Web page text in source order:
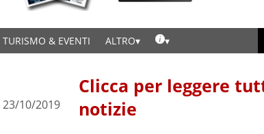
TURISMO & EVENTI ALTRO
23/10/2019
Clicca per leggere
notizie